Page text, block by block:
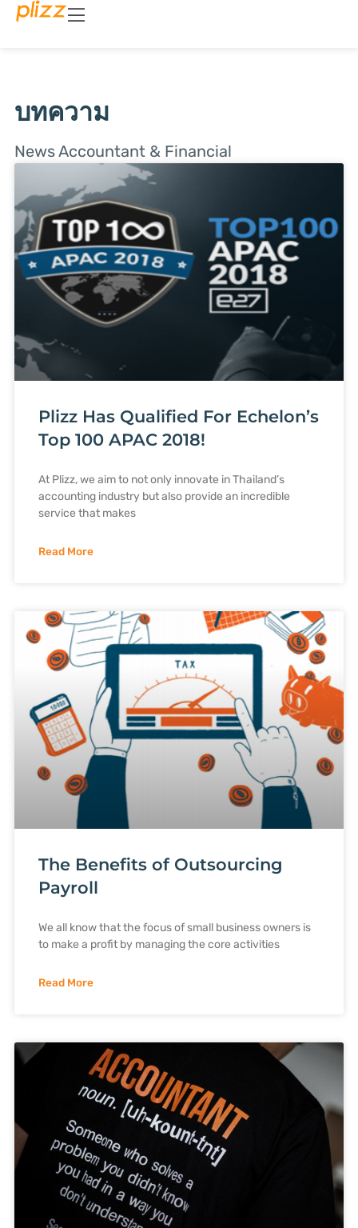
บทความ
News Accountant & Financial
Plizz Has Qualified For Echelon’s
Top 100 APAC 2018!
At Plizz, we aim to not only innovate in Thailand’s
accounting industry but also provide an incredible
service that makes
Read More
The Benefits of Outsourcing
Payroll
We all know that the focus of small business owners is
to make a profit by managing the core activities
Read More